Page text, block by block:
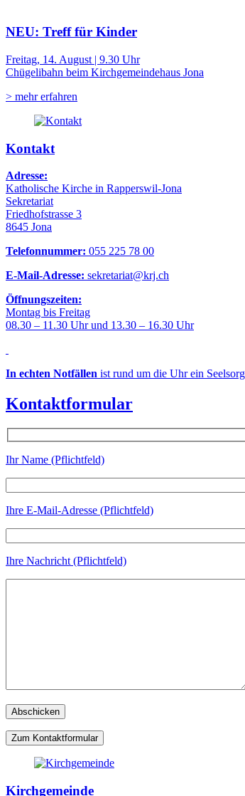
NEU: Treff für Kinder
Freitag, 14. August | 9.30 Uhr
Chügelibahn beim Kirchgemeindehaus Jona
> mehr erfahren
Kontakt
Adresse:
Katholische Kirche in Rapperswil-Jona
Sekretariat
Friedhofstrasse 3
8645 Jona
Telefonnummer: 055 225 78 00
E-Mail-Adresse: sekretariat@krj.ch
Öffnungszeiten:
Montag bis Freitag
08.30 – 11.30 Uhr und 13.30 – 16.30 Uhr
In echten Notfällen ist rund um die Uhr ein
Kontaktformular
Ihr Name (Pflichtfeld)
Ihre E-Mail-Adresse (Pflichtfeld)
Ihre Nachricht (Pflichtfeld)
Zum Kontaktformular
Kirchgemeinde